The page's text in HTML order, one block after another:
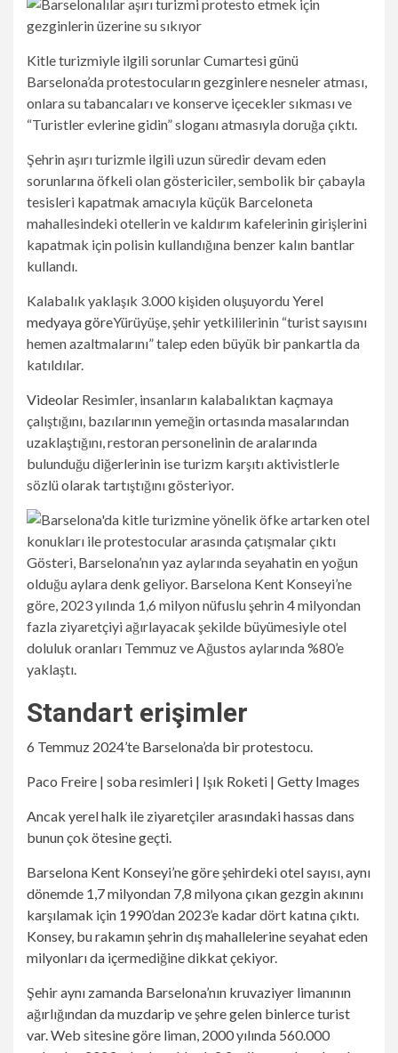
Kitle turizmiyle ilgili sorunlar Cumartesi günü
Barselona’da protestocuların gezginlere nesneler atması,
onlara su tabancaları ve konserve içecekler sıkması ve
“Turistler evlerine gidin” sloganı atmasıyla doruğa çıktı.
Şehrin aşırı turizmle ilgili uzun süredir devam eden
sorunlarına öfkeli olan göstericiler, sembolik bir çabayla
tesisleri kapatmak amacıyla küçük Barceloneta
mahallesindeki otellerin ve kaldırım kafelerinin girişlerini
kapatmak için polisin kullandığına benzer kalın bantlar
kullandı.
Kalabalık yaklaşık 3.000 kişiden oluşuyorduYerel
medyaya göreYürüyüşe, şehir yetkililerinin “turist sayısını
hemen azaltmalarını” talep eden büyük bir pankartla da
katıldılar.
Videolar Resimler, insanların kalabalıktan kaçmaya
çalıştığını, bazılarının yemeğin ortasında masalarından
uzaklaştığını, restoran personelinin de aralarında
bulunduğu diğerlerinin ise turizm karşıtı aktivistlerle
sözlü olarak tartıştığını gösteriyor.
Gösteri, Barselona’nın yaz aylarında seyahatin en yoğun
olduğu aylara denk geliyor. Barselona Kent Konseyi’ne
göre, 2023 yılında 1,6 milyon nüfuslu şehrin 4 milyondan
fazla ziyaretçiyi ağırlayacak şekilde büyümesiyle otel
doluluk oranları Temmuz ve Ağustos aylarında %80’e
yaklaştı.
Standart erişimler
6 Temmuz 2024’te Barselona’da bir protestocu.
Paco Freire | soba resimleri | Işık Roketi | Getty Images
Ancak yerel halk ile ziyaretçiler arasındaki hassas dans
bunun çok ötesine geçti.
Barselona Kent Konseyi’ne göre şehirdeki otel sayısı, aynı
dönemde 1,7 milyondan 7,8 milyona çıkan gezgin akınını
karşılamak için 1990’dan 2023’e kadar dört katına çıktı.
Konsey, bu rakamın şehrin dış mahallelerine seyahat eden
milyonları da içermediğine dikkat çekiyor.
Şehir aynı zamanda Barselona’nın kruvaziyer limanının
ağırlığından da muzdarip ve şehre gelen binlerce turist
var. Web sitesine göre liman, 2000 yılında 560.000